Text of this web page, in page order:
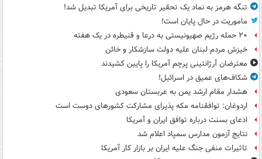
تنگه هرمز به نماد یک تحقیر تاریخی برای آمریکا تبدیل شد!
ماموریت در حال پایان است!
۲۰ حمله رژیم صهیونیستی به درعا و قنیطره در یک هفته
خیزش مردم لبنان علیه دولت سازشکار و خائن
معترضان آرژانتینی پرچم آمریکا را پایین کشیدند
شکاف‌های عمیق در اسرائیل!
هشدار مقام ارشد یمن به عربستان سعودی
اردوغان: توافقنامه مکه پذیرای مشارکت کشورهای دوست است
ادعای بسنت درباره توافق ایران و آمریکا
نتایج آزمون مدارس سمپاد اعلام شد
تاثیرات منفی جنگ علیه ایران بر بازار کار آمریکا